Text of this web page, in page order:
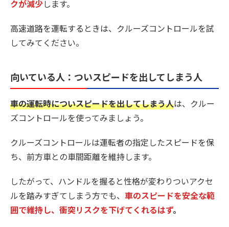
クが減少します。
高速道路を運転するときは、クルーズコントロールを試
してみてください。
向いている人：ついスピードを出してしまう人
車の運転時についスピードを出してしまう人は、クルー
ズコントロールを使ってみましょう。
クルーズコントロールは運転者の指定したスピードを保
ち、前方車との車間距離を維持します。
したがって、ハンドルを握ると性格が変わりついアクセ
ルを踏みすぎてしまう方でも、 車のスピードを安全な範
囲で維持し、衝突リスクを下げてくれるはず。